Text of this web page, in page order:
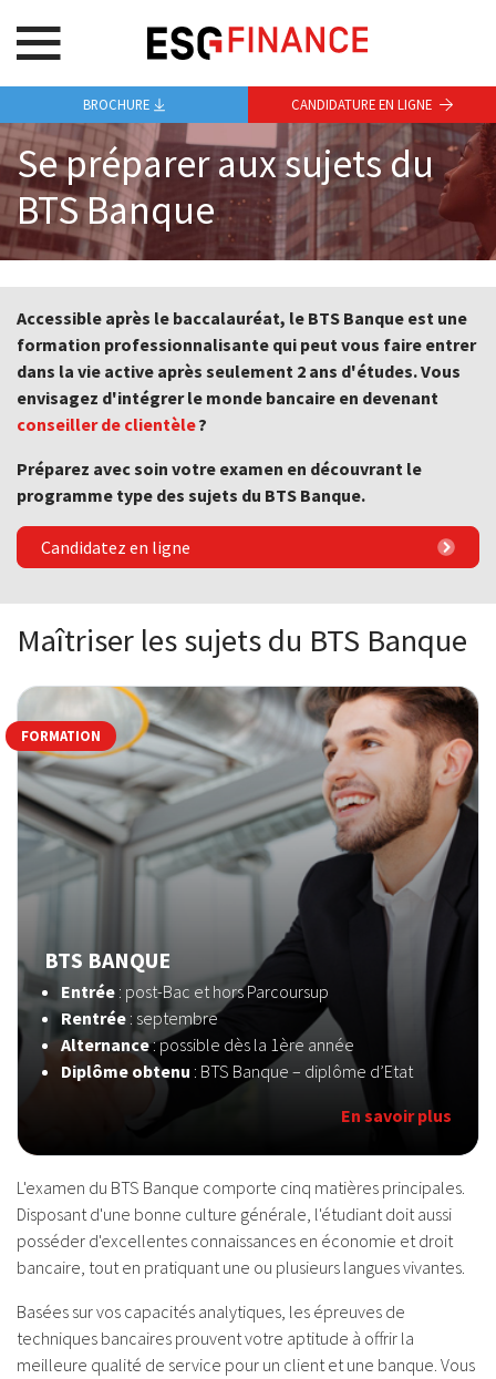
Se préparer aux sujets du
BTS Banque
Accessible après le baccalauréat, le BTS Banque est une
formation professionnalisante qui peut vous faire entrer
dans la vie active après seulement 2 ans d'études. Vous
envisagez d'intégrer le monde bancaire en devenant
conseiller de clientèle?
Préparez avec soin votre examen en découvrant le
programme type des sujets du BTS Banque.
Candidatez en ligne
Maîtriser les sujets du BTS Banque
BTS BANQUE
Entrée : post-Bac et hors Parcoursup
Rentrée : septembre
Alternance: possible dès la 1ère année
Diplôme obtenu : BTS Banque – diplôme d’Etat
En savoir plus
FORMATION
L'examen du BTS Banque comporte cinq matières principales.
Disposant d'une bonne culture générale, l'étudiant doit aussi
posséder d'excellentes connaissances en économie et droit
bancaire, tout en pratiquant une ou plusieurs langues vivantes.
Basées sur vos capacités analytiques, les épreuves de
techniques bancaires prouvent votre aptitude à offrir la
meilleure qualité de service pour un client et une banque. Vous
BROCHURE CANDIDATURE EN LIGNE